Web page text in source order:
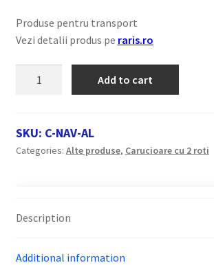
Produse pentru transport
Vezi detalii produs pe raris.ro
navete
quantity
Add to cart
SKU: C-NAV-AL
Categories: Alte produse, Carucioare cu 2 roti
Description
Additional information